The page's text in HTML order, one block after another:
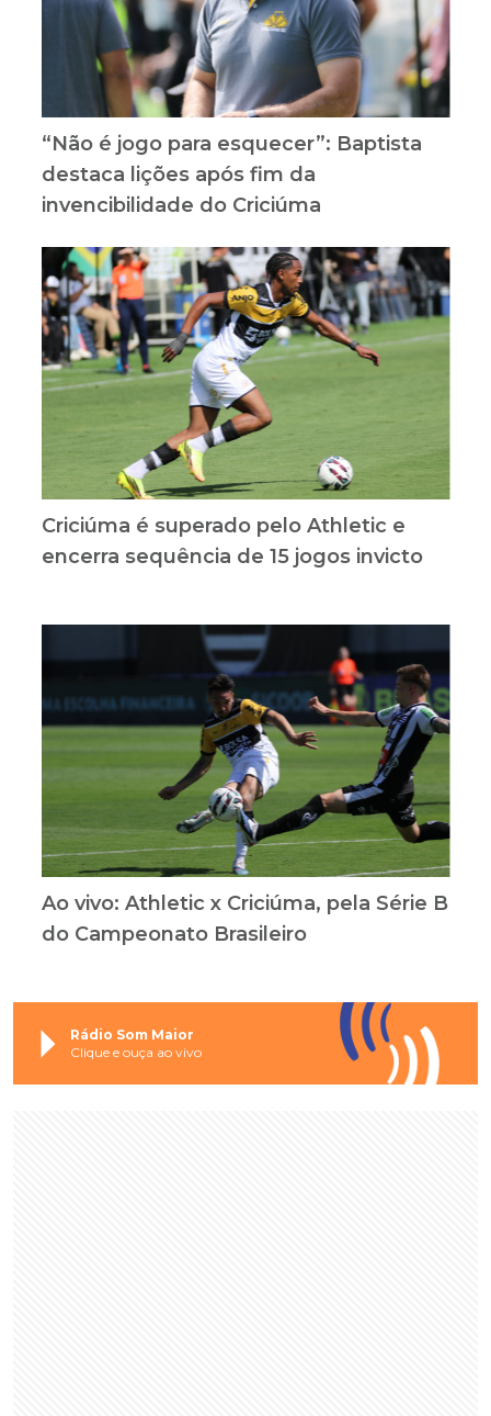
“Não é jogo para esquecer”: Baptista
destaca lições após fim da
invencibilidade do Criciúma
Criciúma é superado pelo Athletic e
encerra sequência de 15 jogos invicto
Ao vivo: Athletic x Criciúma, pela Série B
do Campeonato Brasileiro
Rádio Som Maior
Clique e ouça ao vivo